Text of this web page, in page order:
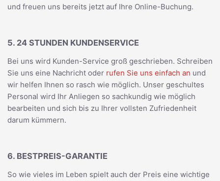
und freuen uns bereits jetzt auf Ihre Online-Buchung.
5. 24 STUNDEN KUNDENSERVICE
Bei uns wird Kunden-Service groß geschrieben. Schreiben
Sie uns eine Nachricht oder rufen Sie uns einfach an und
wir helfen Ihnen so rasch wie möglich. Unser geschultes
Personal wird Ihr Anliegen so sachkundig wie möglich
bearbeiten und sich bis zu Ihrer vollsten Zufriedenheit
darum kümmern.
6. BESTPREIS-GARANTIE
So wie vieles im Leben spielt auch der Preis eine wichtige